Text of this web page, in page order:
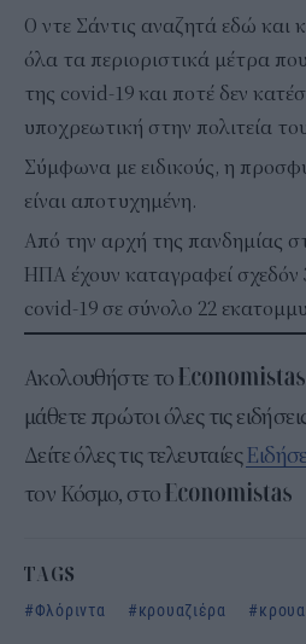
Ο ντε Σάντις αναζητά εδώ και
όλα τα περιοριστικά μέτρα
της covid-19 και ποτέ δεν
υποχρεωτική στην πολιτεία
Σύμφωνα με ειδικούς, η
είναι αποτυχημένη.
Από την αρχή της πανδημίας
ΗΠΑ έχουν καταγραφεί σχεδόν
covid-19 σε σύνολο 22
Ακολουθήστε το
μάθετε πρώτοι όλες τις
Δείτε όλες τις τελευταίες
τον Κόσμο, στο
TAGS
Φλόριντα
κρουαζιέρα